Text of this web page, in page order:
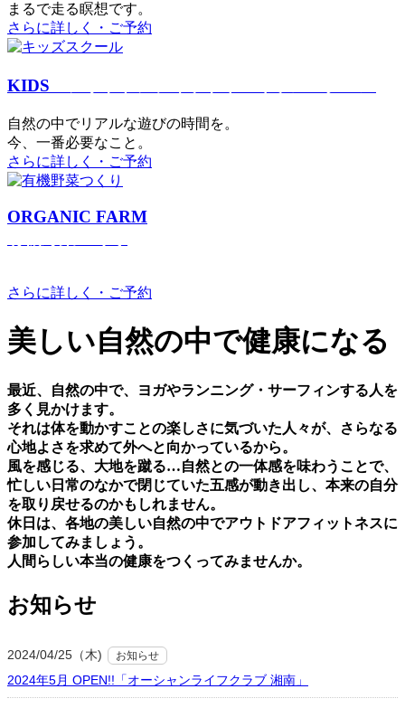
まるで⾛る瞑想です。
さらに詳しく・ご予約
KIDS
⾃然の中でリアルな遊びの時間を。
今、⼀番必要なこと。
さらに詳しく・ご予約
ORGANIC FARM
さらに詳しく・ご予約
美しい⾃然の中で健康になる
最近、⾃然の中で、ヨガやランニング・サーフィンする⼈を
多く⾒かけます。
それは体を動かすことの楽しさに気づいた⼈々が、さらなる
⼼地よさを求めて外へと向かっているから。
⾵を感じる、⼤地を蹴る…⾃然との⼀体感を味わうことで、
忙しい⽇常のなかで閉じていた五感が動き出し、本来の⾃分
を取り戻せるのかもしれません。
休⽇は、各地の美しい⾃然の中でアウトドアフィットネスに
参加してみましょう。
⼈間らしい本当の健康をつくってみませんか。
お知らせ
2024/04/25（木) お知らせ
2024年5月 OPEN!!「オーシャンライフクラブ 湘南」